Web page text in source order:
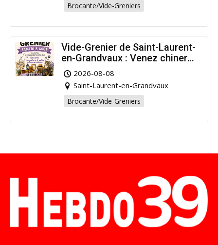
Brocante/Vide-Greniers
Vide-Grenier de Saint-Laurent-
en-Grandvaux : Venez chiner
pour la bonne cause !
2026-08-08
Saint-Laurent-en-Grandvaux
Brocante/Vide-Greniers